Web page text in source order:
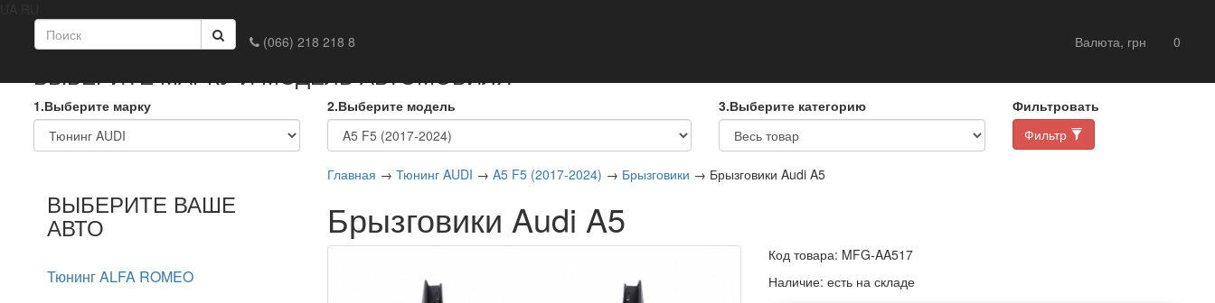
(066) 218 218 8
Валюта, грн 0
Главная Обмен и возврат
ВЫБЕРИТЕ МАРКУ И МОДЕЛЬ АВТОМОБИЛЯ
1.Выберите марку 2.Выберите модель 3.Выберите категорию
Фильтровать
Фильтр
ВЫБЕРИТЕ ВАШЕ
АВТО
Тюнинг ALFA ROMEO
Главная → Тюнинг AUDI → A5 F5 (2017-2024) → Брызговики → Брызговики Audi A5
Брызговики Audi A5
Код товара: MFG-AA517
Наличие: есть на складе